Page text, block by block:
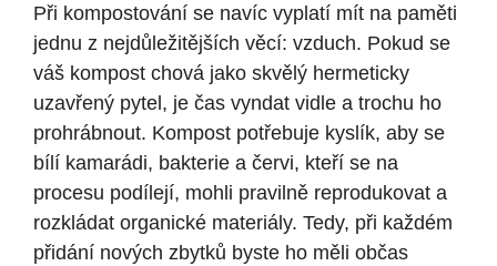
Při kompostování se navíc vyplatí mít na paměti
jednu z nejdůležitějších věcí: vzduch. Pokud se
váš kompost chová jako skvělý hermeticky
uzavřený pytel, je čas vyndat vidle a trochu ho
prohrábnout. Kompost potřebuje kyslík, aby se
bílí kamarádi, bakterie a červi, kteří se na
procesu podílejí, mohli pravilně reprodukovat a
rozkládat organické materiály. Tedy, při každém
přidání nových zbytků byste ho měli občas